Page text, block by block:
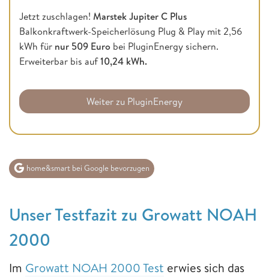
Jetzt zuschlagen! Marstek Jupiter C Plus
Balkonkraftwerk-Speicherlösung Plug & Play mit 2,56
kWh für nur 509 Euro bei PluginEnergy sichern.
Erweiterbar bis auf10,24 kWh.
Weiter zu PluginEnergy
home&smart bei Google bevorzugen
Unser Testfazit zu Growatt NOAH
2000
Im Growatt NOAH 2000 Test erwies sich das